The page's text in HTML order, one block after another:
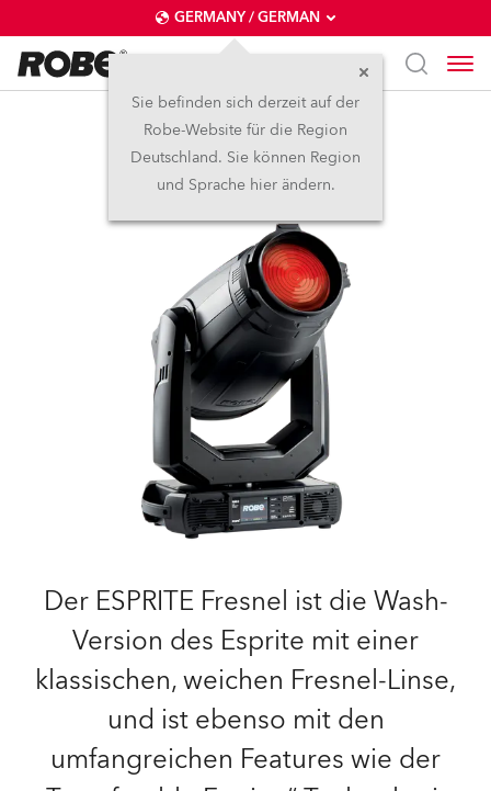
GERMANY / GERMAN
Sie befinden sich derzeit auf der
Robe-Website für die Region
Deutschland. Sie können Region
und Sprache hier ändern.
ESPRITE® Fresnel
Der ESPRITE Fresnel ist die Wash-
Version des Esprite mit einer
klassischen, weichen Fresnel-Linse,
und ist ebenso mit den
umfangreichen Features wie der